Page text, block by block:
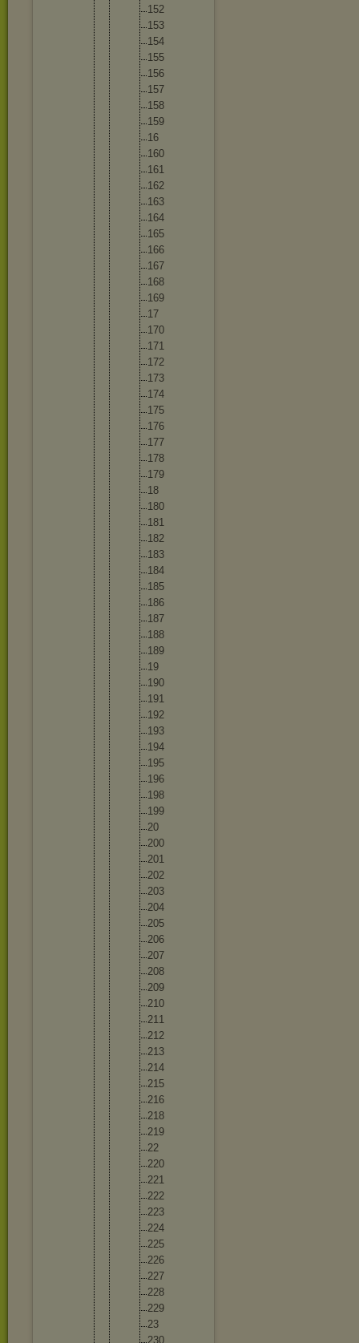
152
153
154
155
156
157
158
159
16
160
161
162
163
164
165
166
167
168
169
17
170
171
172
173
174
175
176
177
178
179
18
180
181
182
183
184
185
186
187
188
189
19
190
191
192
193
194
195
196
198
199
20
200
201
202
203
204
205
206
207
208
209
210
211
212
213
214
215
216
218
219
22
220
221
222
223
224
225
226
227
228
229
23
230